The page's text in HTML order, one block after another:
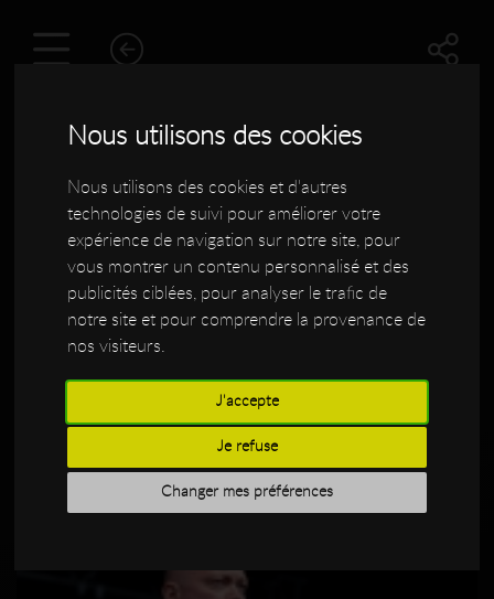
Nous utilisons des cookies
Nous utilisons des cookies et d'autres
technologies de suivi pour améliorer votre
expérience de navigation sur notre site, pour
vous montrer un contenu personnalisé et des
publicités ciblées, pour analyser le trafic de
notre site et pour comprendre la provenance de
nos visiteurs.
J'accepte
Je refuse
Changer mes préférences
Stephane BURIEZ